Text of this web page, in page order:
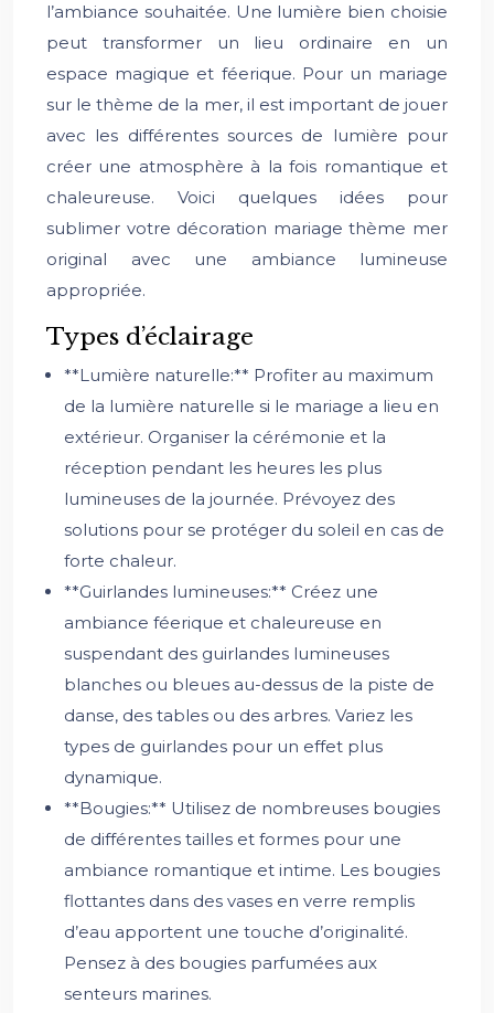
l’ambiance souhaitée. Une lumière bien choisie
peut transformer un lieu ordinaire en un
espace magique et féerique. Pour un mariage
sur le thème de la mer, il est important de jouer
avec les différentes sources de lumière pour
créer une atmosphère à la fois romantique et
chaleureuse. Voici quelques idées pour
sublimer votre décoration mariage thème mer
original avec une ambiance lumineuse
appropriée.
Types d’éclairage
**Lumière naturelle:** Profiter au maximum
de la lumière naturelle si le mariage a lieu en
extérieur. Organiser la cérémonie et la
réception pendant les heures les plus
lumineuses de la journée. Prévoyez des
solutions pour se protéger du soleil en cas de
forte chaleur.
**Guirlandes lumineuses:** Créez une
ambiance féerique et chaleureuse en
suspendant des guirlandes lumineuses
blanches ou bleues au-dessus de la piste de
danse, des tables ou des arbres. Variez les
types de guirlandes pour un effet plus
dynamique.
**Bougies:** Utilisez de nombreuses bougies
de différentes tailles et formes pour une
ambiance romantique et intime. Les bougies
flottantes dans des vases en verre remplis
d’eau apportent une touche d’originalité.
Pensez à des bougies parfumées aux
senteurs marines.